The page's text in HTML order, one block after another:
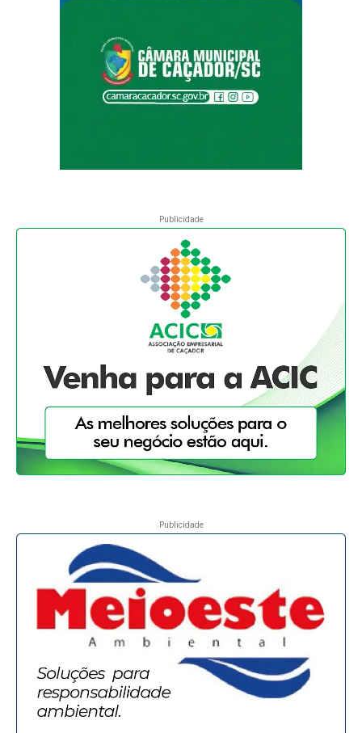
Publicidade
Publicidade